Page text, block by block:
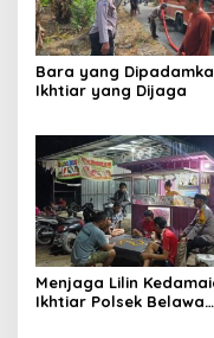
Bara yang
Ikhtiar yang Dijaga
Menjaga Lilin
Ikhtiar Polsek Belawa